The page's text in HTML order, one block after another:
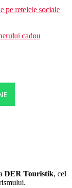
gratuite)
copii 4–12
13-17 ani)
si lectii contra cost)
cost)
pe retelele sociale
cadou
DER Touristik, cel